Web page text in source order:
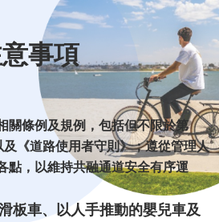
事項
關條例及規例，包括但不限於第
《道路使用者守則》；遵從管理人
點，以維持共融通道安全有序運
板車、以人手推動的嬰兒車及